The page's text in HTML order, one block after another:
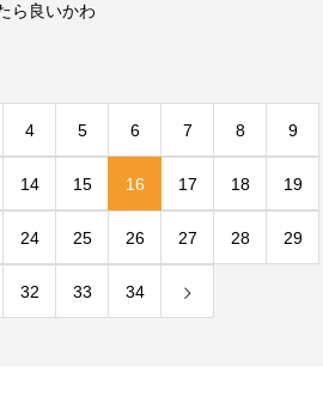
ら良いかわ
4 5 6 7 8 9
14 15 16 17 18 19
24 25 26 27 28 29
32 33 34